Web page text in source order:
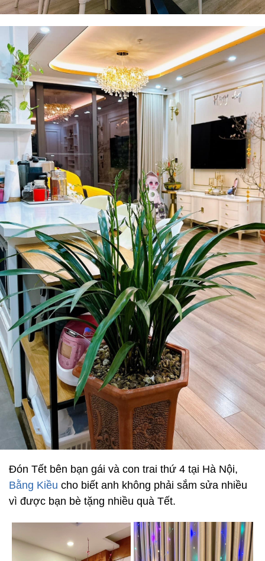
Đón Tết bên bạn gái và con trai thứ 4 tại Hà Nội,
Bằng Kiều cho biết anh không phải sắm sửa nhiều
vì được bạn bè tặng nhiều quà Tết.